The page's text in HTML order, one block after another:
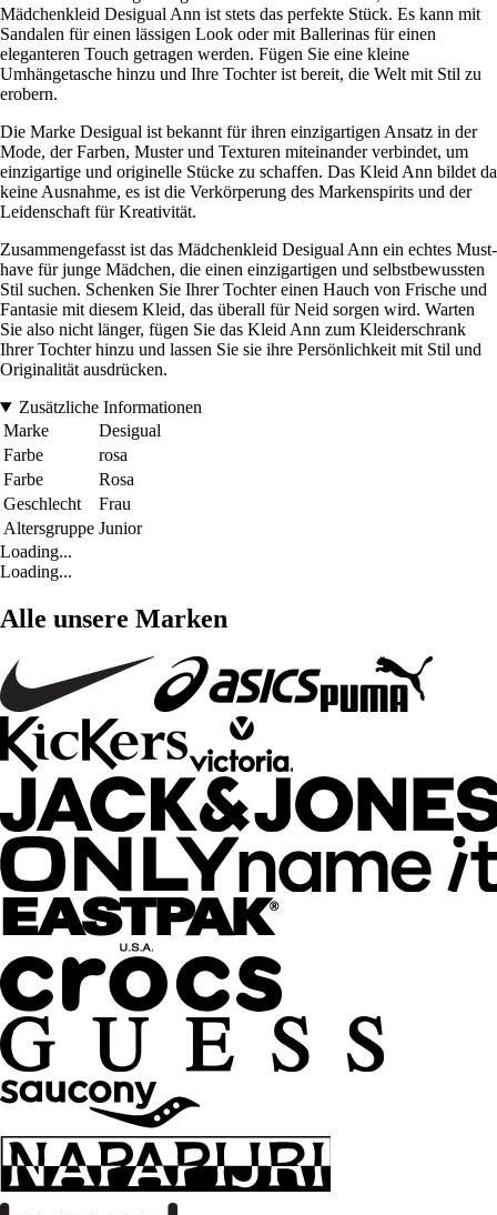
Mädchenkleid Desigual Ann ist stets das perfekte Stück. Es kann mit
Sandalen für einen lässigen Look oder mit Ballerinas für einen
eleganteren Touch getragen werden. Fügen Sie eine kleine
Umhängetasche hinzu und Ihre Tochter ist bereit, die Welt mit Stil zu
erobern.
Die Marke Desigual ist bekannt für ihren einzigartigen Ansatz in der
Mode, der Farben, Muster und Texturen miteinander verbindet, um
einzigartige und originelle Stücke zu schaffen. Das Kleid Ann bildet da
keine Ausnahme, es ist die Verkörperung des Markenspirits und der
Leidenschaft für Kreativität.
Zusammengefasst ist das Mädchenkleid Desigual Ann ein echtes Must-
have für junge Mädchen, die einen einzigartigen und selbstbewussten
Stil suchen. Schenken Sie Ihrer Tochter einen Hauch von Frische und
Fantasie mit diesem Kleid, das überall für Neid sorgen wird. Warten
Sie also nicht länger, fügen Sie das Kleid Ann zum Kleiderschrank
Ihrer Tochter hinzu und lassen Sie sie ihre Persönlichkeit mit Stil und
Originalität ausdrücken.
Zusätzliche Informationen
Marke
Desigual
Farbe
rosa
Farbe
Rosa
Geschlecht
Frau
Altersgruppe Junior
Loading...
Loading...
Alle unsere Marken